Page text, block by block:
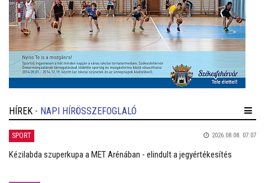
HÍREK - NAPI HÍRÖSSZEFOGLALÓ
SPORT 2026.08.08. 07:07
Kézilabda szuperkupa a MET Arénában - elindult a jegyértékesítés